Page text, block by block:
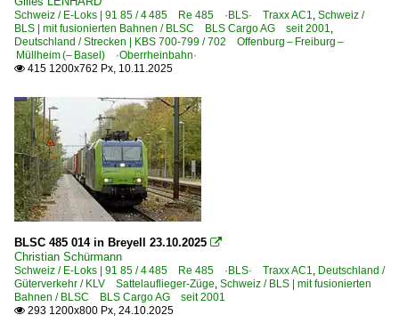
Schweiz / E-Loks | 91 85 / 4 485 Re 485 ·BLS· Traxx AC1, Schweiz /
BLS | mit fusionierten Bahnen / BLSC BLS Cargo AG seit 2001,
Deutschland / Strecken | KBS 700-799 / 702 Offenburg – Freiburg –
Müllheim (– Basel) ·Oberrheinbahn·
 415 1200x762 Px, 10.11.2025
BLSC 485 014 in Breyell 23.10.2025 
Christian Schürmann
Schweiz / E-Loks | 91 85 / 4 485 Re 485 ·BLS· Traxx AC1, Deutschland /
Güterverkehr / KLV Sattelauflieger-Züge, Schweiz / BLS | mit fusionierten
Bahnen / BLSC BLS Cargo AG seit 2001
 293 1200x800 Px, 24.10.2025